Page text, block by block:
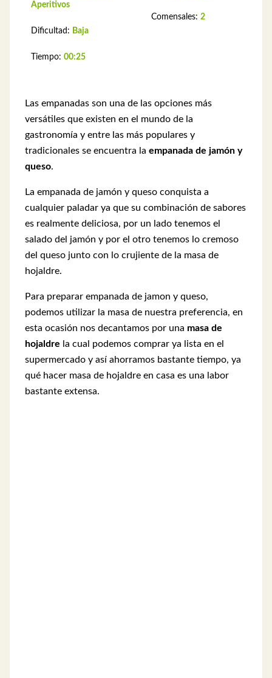
Aperitivos
Dificultad: Baja
Tiempo: 00:25
Comensales: 2
Las empanadas son una de las opciones más
versátiles que existen en el mundo de la
gastronomía y entre las más populares y
tradicionales se encuentra la empanada de jamón y
queso.
La empanada de jamón y queso conquista a
cualquier paladar ya que su combinación de sabores
es realmente deliciosa, por un lado tenemos el
salado del jamón y por el otro tenemos lo cremoso
del queso junto con lo crujiente de la masa de
hojaldre.
Para preparar empanada de jamon y queso,
podemos utilizar la masa de nuestra preferencia, en
esta ocasión nos decantamos por una masa de
hojaldre la cual podemos comprar ya lista en el
supermercado y así ahorramos bastante tiempo, ya
qué hacer masa de hojaldre en casa es una labor
bastante extensa.